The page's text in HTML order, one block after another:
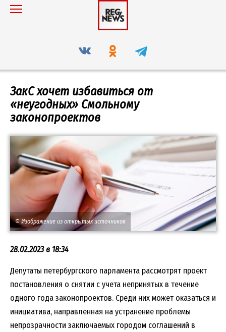
Перейти
ЗакС хочет избавиться от
«неугодных» Смольному
законопроектов
© Изображение из открытых источников
28.02.2023 в 18:34
Депутаты петербургского парламента рассмотрят проект
постановления о снятии с учета непринятых в течение
одного года законопроектов. Среди них может оказаться и
инициатива, направленная на устранение проблемы
непрозрачности заключаемых городом соглашений в